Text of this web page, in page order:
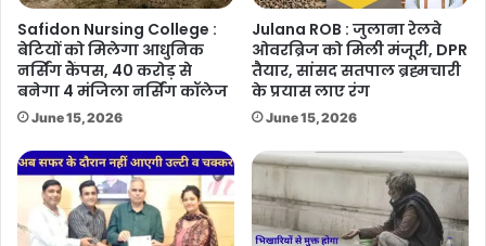
Safidon Nursing College :
बेटियों को मिलेगा आधुनिक
नर्सिंग कैंपस, 40 करोड़ से
बनेगा 4 मंजिला नर्सिंग कॉलेज
June 15, 2026
Julana ROB : जुलाना रेलवे
ओवरब्रिज को मिली मंजूरी, DPR
तैयार, सांसद सतपाल ब्रह्मचारी
के प्रयास लाए रंग
June 15, 2026